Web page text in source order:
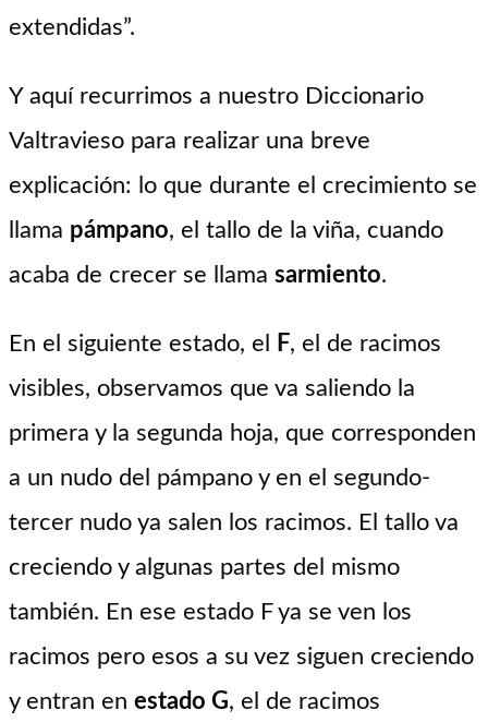
extendidas”.
Y aquí recurrimos a nuestro Diccionario
Valtravieso para realizar una breve
explicación: lo que durante el crecimiento se
llama pámpano, el tallo de la viña, cuando
acaba de crecer se llama sarmiento.
En el siguiente estado, el F, el de racimos
visibles, observamos que va saliendo la
primera y la segunda hoja, que corresponden
a un nudo del pámpano y en el segundo-
tercer nudo ya salen los racimos. El tallo va
creciendo y algunas partes del mismo
también. En ese estado F ya se ven los
racimos pero esos a su vez siguen creciendo
y entran en estado G, el de racimos